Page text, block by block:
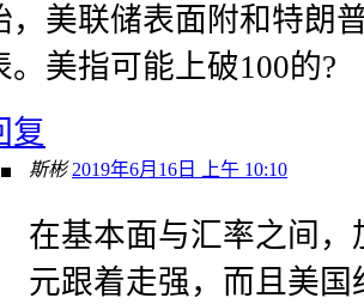
，美联储表面附和特朗
。美指可能上破100的?
复
斯彬 2019年6月16日 上午 10:10
在基本面与汇率之间
元跟着走强，而且美